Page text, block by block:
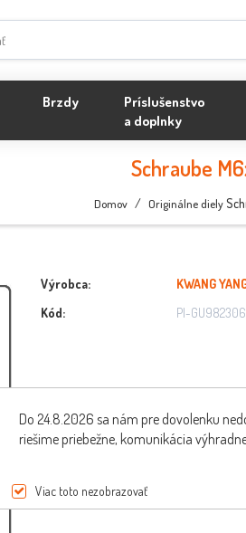
Brzdy
Príslušenstvo
a doplnky
Schraube
Domov / Originálne diely
Výrobca:
KWANG
Kód:
PI-
Do 24.8.2026 sa nám pre dovolenku
riešime priebežne, komunikácia
Viac toto nezobrazovať